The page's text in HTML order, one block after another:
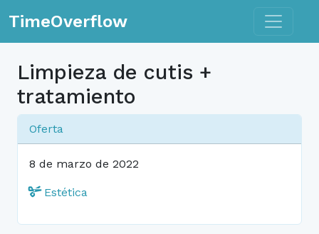
TimeOverflow Toggle
Limpieza de cutis +
tratamiento
Oferta
8 de marzo de 2022
Estética